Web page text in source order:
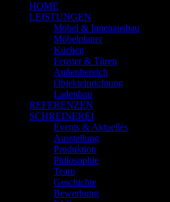
HOME
LEISTUNGEN
Möbel & Innenausbau
Möbelplaner
Küchen
Fenster & Türen
Außenbereich
Objekteinrichtung
Ladenbau
REFERENZEN
SCHREINEREI
Events & Aktuelles
Ausstellung
Produktion
Philosophie
Team
Geschichte
Bewerbung